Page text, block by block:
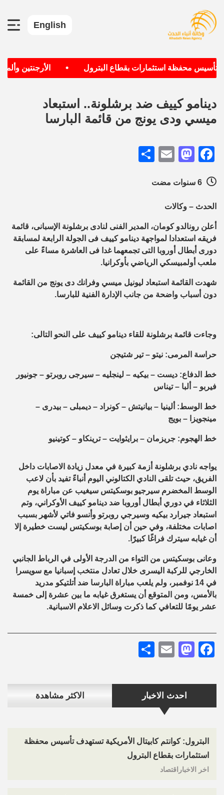
English
تأسيس محفظة استثمارات بقطاع البترول الأرجنتين
احدث الاخبار الاكثر مشاهدة
البترول: كوانتم كابيتال الأمريكية تستهدف تأسيس محفظة
استثمارات بقطاع البترول
اخر الاخباراقتصاد
دينامو كييف ضد برشلونة.. استبعاد
ميسي ودى يونج من قائمة البارسا
Facebook
Mastodon
Email
الحدث – وكالات
أعلن رونالدو كومان، المدير الفنى لنادى برشلونة الإسبانى، قائمة
فريقه استعدادا لمواجهة دينامو كييف فى الجولة الرابعة لمسابقة
دورى أبطال أوروبا التى تجمعهما غدا فى العاشرة مساءً على
ملعب أولمبيسكي الرياضي بأوكرانيا.
شهدت القائمة استبعاد ليونيل ميسي وفرانك دى يونج من القائمة
دون أسباب واضحة من جانب الإدارة الفنية للبارسا.
وجاءت قائمة برشلونة للقاء دينامو كييف على النحو التالى:
حراسة المرمى: نيتو – تير شتيجن
خط الدفاع: ديست – بيكيه – لينجليه – سيرجى روبرتو – جونيور
فيربو – ألبا – تيناس
خط الوسط: ألينيا – بيانيتش – كونراد – ديمبلى – بيدرى –
مينجويزا – بويج
خط الهجوم: جريزمان – برايثوايت – ترينكاو – كوتينيو
يواجه نادي برشلونة أزمة كبيرة في معدل زيادة الاصابات داخل
الفريق، حيث تلقى النادي الكتالوني اليوم أنباءً تفيد بأن لاعب
الوسط المخضرم سيرجيو بوسكيتس سيغيب عن مباراة يوم
الثلاثاء في دوري أبطال أوروبا ضد دينامو كييف الأوكراني، وتم
استبعاد جيرارد بيكيه وسيرجي روبرتو وأنسو فاتي لأشهر بسبب
اصابات مختلفة، وفي حين أن إصابة بوسكيتس ليست خطيرة إلا
أن غيابه سيترك فراغًا كبيرًا.
وعانى بوسكيتس من التواء من الدرجة الأولى في الرباط الجانبي
الخارجي للركبة اليسرى خلال تعادل منتخب إسبانيا مع سويسرا
في 14 نوفمبر، ولم يلعب مباراة البارسا ضد أتلتيكو مدريد
بالأمس، ومن المتوقع أن يستغرق غيابه ما بين عشرة إلى خمسة
عشر يومًا للتعافي كما ذكرت وسائل الاعلام الاسبانية.
Facebook
Mastodon
Email